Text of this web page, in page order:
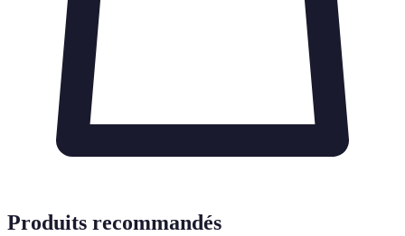
Produits recommandés